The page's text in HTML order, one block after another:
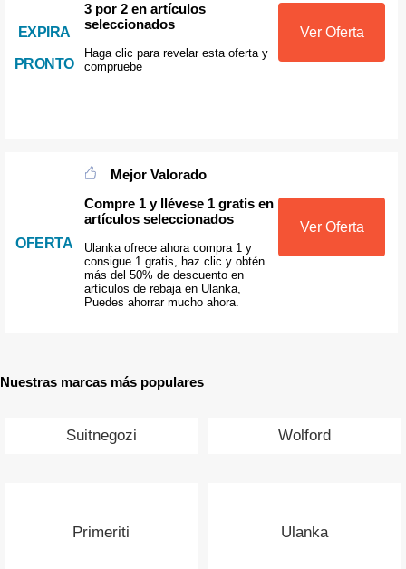
EXPIRA
PRONTO
3 por 2 en artículos
seleccionados
Haga clic para revelar esta oferta y
compruebe
Ver Oferta
OFERTA
Mejor Valorado
Compre 1 y llévese 1 gratis en
artículos seleccionados
Ulanka ofrece ahora compra 1 y
consigue 1 gratis, haz clic y obtén
más del 50% de descuento en
artículos de rebaja en Ulanka,
Puedes ahorrar mucho ahora.
Ver Oferta
Nuestras marcas más populares
Suitnegozi Wolford
Primeriti Ulanka